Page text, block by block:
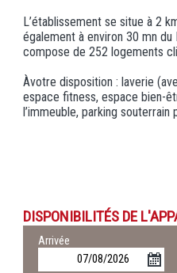
L’établissement se situe à 2
également à environ 30 mn du
compose de 252 logements
Àvotre disposition : laverie
espace fitness, espace bien-
l’immeuble, parking
DISPONIBILITÉS DE
Arrivée